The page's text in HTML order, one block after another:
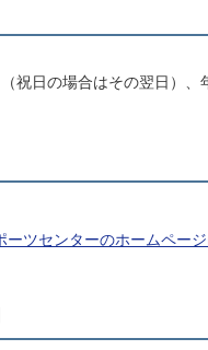
祝日の場合はその翌日）、
ーツセンターのホームペー